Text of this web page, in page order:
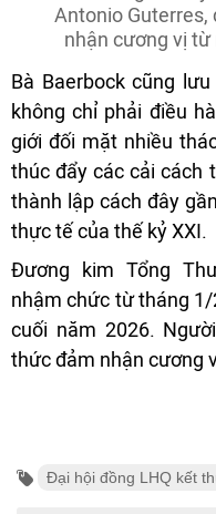
Antonio Guterres,
nhận cương vị
Bà Baerbock cũng
không chỉ phải điều
giới đối mặt nhiều
thúc đẩy các cải cách
thành lập cách đây
thực tế của thế kỷ XXI.
Đương kim Tổng
nhậm chức từ tháng
cuối năm 2026.
thức đảm nhận cương
Đại hội đồng LHQ kết